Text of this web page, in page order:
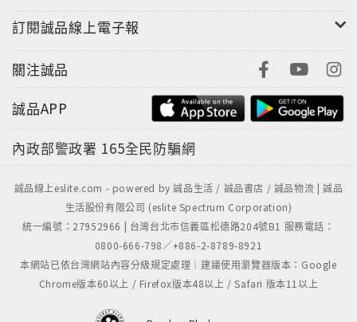
訂閱誠品線上電子報
關注誠品
誠品APP
內政部警政署 165全民防騙網
誠品線上eslite.com - powered by 誠品生活 / 誠品書店 / 誠品物流 | 誠品
生活股份有限公司 (eslite Spectrum Corporation)
統一編號：27952966 | 台灣台北市信義區松德路204號B1 服務電話：
0800-666-798／+886-2-8789-8921
本網站已依台灣網站內容分級規定處理｜建議使用瀏覽器版本：Google
Chrome版本60以上 / Firefox版本48以上 / Safari 版本11以上